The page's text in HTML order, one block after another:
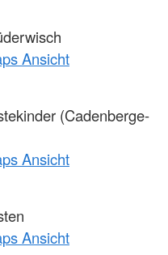
Ansicht
(Cadenberge-
Ansicht
Ansicht